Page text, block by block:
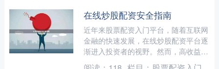
在线炒股配资安全指南
近年来股票配资入门平台，随着互联网
金融的快速发展，在线炒股配资平台逐
渐进入投资者的视野。然而，高收益往
往伴随着高风险，如何安全、合规地使